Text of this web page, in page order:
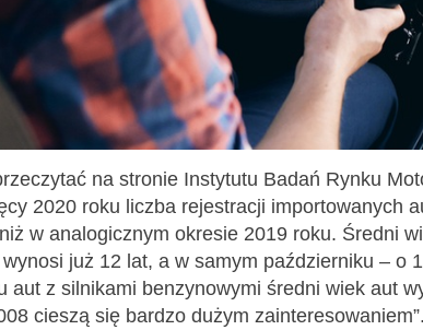
na stronie Instytutu Badań Rynku
2020 roku liczba rejestracji importowanych
w analogicznym okresie 2019 roku. Średni
już 12 lat, a w samym październiku – o
aut z silnikami benzynowymi średni wiek aut
cieszą się bardzo dużym zainteresowaniem”.